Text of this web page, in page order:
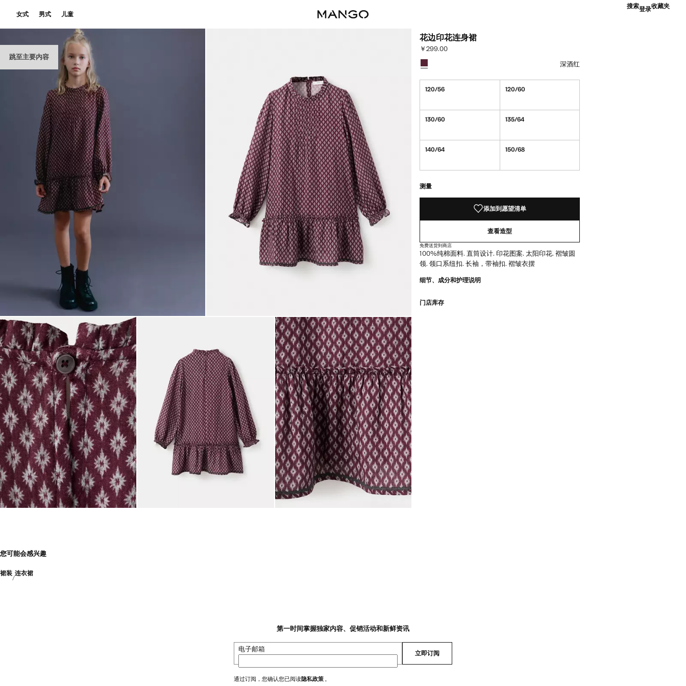
跳至主要内容
女式 男式 儿童
搜索登录收藏夹
花边印花连身裙
当前价格 [￥299.00 ]
￥299.00
选择颜色
已选择颜色深酒红
深酒红
120/56 120/60
130/60 135/64
140/64 150/68
测量
添加到愿望清单
查看造型
免费送货到商店
100%纯棉面料. 直筒设计. 印花图案. 太阳印花. 褶皱圆
领. 领口系纽扣. 长袖，带袖扣. 褶皱衣摆
细节、成分和护理说明
门店库存
您可能会感兴趣
裙装 连衣裙
第一时间掌握独家内容、促销活动和新鲜资讯
电子邮箱 立即订阅
通过订阅，您确认您已阅读隐私政策 。